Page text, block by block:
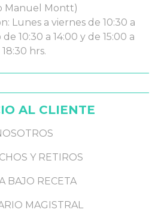
Manuel Montt)
Lunes a viernes de 10:30 a
10:30 a 14:00 y de 15:00 a
18:30 hrs.
AL CLIENTE
Y RETIROS
BAJO RECETA
MAGISTRAL